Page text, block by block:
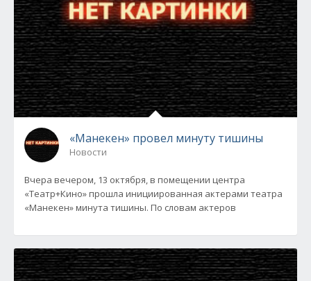
«Манекен» провел минуту тишины
Новости
Вчера вечером, 13 октября, в помещении центра
«Театр+Кино» прошла инициированная актерами театра
«Манекен» минута тишины. По словам актеров